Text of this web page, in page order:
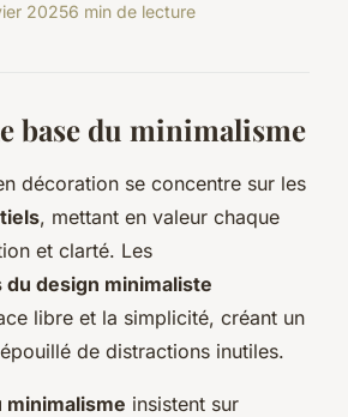
20256 min de lecture
base du minimalisme
décoration se concentre sur les
, mettant en valeur chaque
et clarté. Les
design minimaliste
libre et la simplicité, créant un
de distractions inutiles.
minimalisme insistent sur